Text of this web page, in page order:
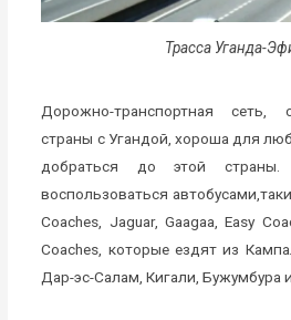
Трасса Уганда-
Дорожно-транспортная сеть,
страны с Угандой, хороша для
добраться до этой
воспользоваться
Coaches, Jaguar, Gaagaa, Easy
Coaches, которые ездят из
Дар-эс-Салам, Кигали, Бужумбура